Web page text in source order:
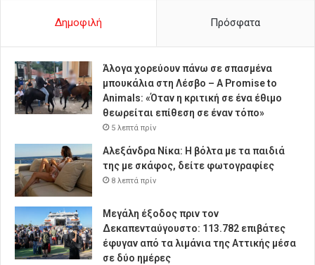
Δημοφιλή Πρόσφατα
Άλογα χορεύουν πάνω σε σπασμένα
μπουκάλια στη Λέσβο – A Promise to
Animals: «Όταν η κριτική σε ένα έθιμο
θεωρείται επίθεση σε έναν τόπο»
5 λεπτά πρίν
Αλεξάνδρα Νίκα: Η βόλτα με τα παιδιά
της με σκάφος, δείτε φωτογραφίες
8 λεπτά πρίν
Μεγάλη έξοδος πριν τον
Δεκαπενταύγουστο: 113.782 επιβάτες
έφυγαν από τα λιμάνια της Αττικής μέσα
σε δύο ημέρες